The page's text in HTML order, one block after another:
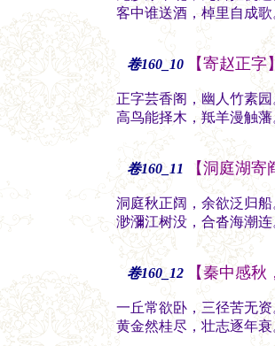
客中谁送酒，棹里自成
卷160_10 【寄赵正字
正字芸香阁，幽人竹素
高鸟能择木，羝羊漫触
卷160_11 【洞庭湖寄
洞庭秋正阔，余欲泛归
渺瀰江树没，合沓海潮
卷160_12 【秦中感
一丘常欲卧，三径苦无
黄金然桂尽，壮志逐年